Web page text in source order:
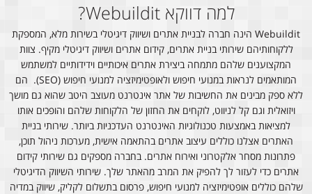
למה דווקא Webuildit?
Webuildit הינה חברה לבניית אתרים ושיווק דיגיטלי בשירות מלא, המספקת
ללקוחותיהם שירותי בניית אתרים, קידום אתרים ושיווק דיגיטלי מקיף. צוות
המקצוענים שלהם מתמחה ביצירת אתרים איכותיים וידידותיים למשתמש
המותאמים לנראות במנועי חיפוש ולאופטימיזציה למנועי חיפוש (SEO). הם
ללא ספק מבינים את החשיבות של אתר אינטרנט מעוצב היטב שהוא גם מושך
ויזואלית וגם קל לניווט, לוקחים את החזון של הלקוחות שלהם והופכים אותו
למציאות באמצעות טכנולוגיות האינטרנט העדכניות ביותר. שירותי בניית
האתרים אצלנו כוללים עיצוב אתרים בהתאמה אישית, מערכות ניהול תוכן,
פתרונות מסחר אלקטרוני ואירוח אתרים. בחברה מספקים גם שירותי קידום
אתרים כדי לעזור לך להפיק את המרב מהאתר שלך. שירותי השיווק הדיגיטלי
שלהם כוללים אופטימיזציה למנועי חיפוש, פרסום בתשלום לקליק, שיווק במדיה